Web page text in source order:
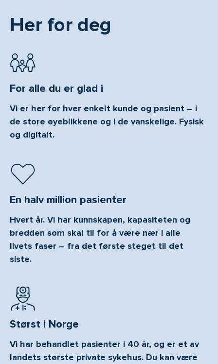
Her for deg
For alle du er glad i
Vi er her for hver enkelt kunde og pasient – i
de store øyeblikkene og i de vanskelige. Fysisk
og digitalt.
En halv million pasienter
Hvert år. Vi har kunnskapen, kapasiteten og
bredden som skal til for å være nær i alle
livets faser – fra det første steget til det
siste.
Størst i Norge
Vi har behandlet pasienter i 40 år, og er et av
landets største private sykehus. Du kan være